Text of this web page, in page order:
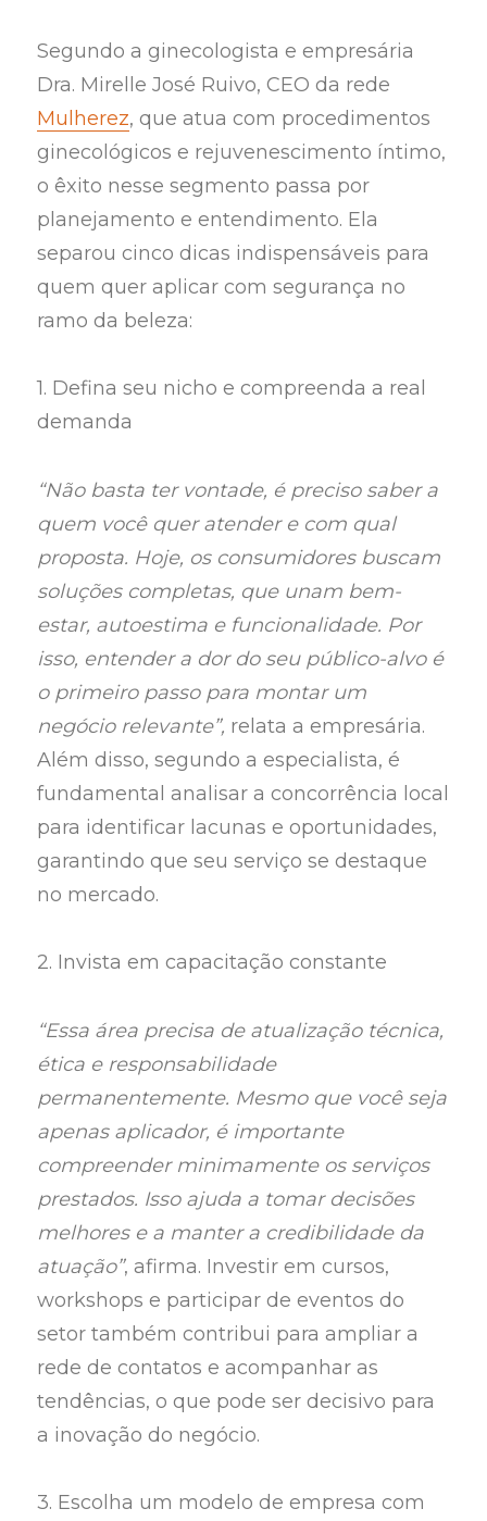
Segundo a ginecologista e empresária
Dra. Mirelle José Ruivo, CEO da rede
Mulherez, que atua com procedimentos
ginecológicos e rejuvenescimento íntimo,
o êxito nesse segmento passa por
planejamento e entendimento. Ela
separou cinco dicas indispensáveis para
quem quer aplicar com segurança no
ramo da beleza:
1. Defina seu nicho e compreenda a real
demanda
“Não basta ter vontade, é preciso saber a
quem você quer atender e com qual
proposta. Hoje, os consumidores buscam
soluções completas, que unam bem-
estar, autoestima e funcionalidade. Por
isso, entender a dor do seu público-alvo é
o primeiro passo para montar um
negócio relevante”, relata a empresária.
Além disso, segundo a especialista, é
fundamental analisar a concorrência local
para identificar lacunas e oportunidades,
garantindo que seu serviço se destaque
no mercado.
2. Invista em capacitação constante
“Essa área precisa de atualização técnica,
ética e responsabilidade
permanentemente. Mesmo que você seja
apenas aplicador, é importante
compreender minimamente os serviços
prestados. Isso ajuda a tomar decisões
melhores e a manter a credibilidade da
atuação”, afirma. Investir em cursos,
workshops e participar de eventos do
setor também contribui para ampliar a
rede de contatos e acompanhar as
tendências, o que pode ser decisivo para
a inovação do negócio.
3. Escolha um modelo de empresa com